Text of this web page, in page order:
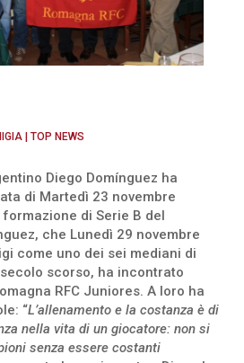
| TOP NEWS
Diego Domínguez ha
di Martedì 23 novembre
di Serie B del
che Lunedì 29 novembre
come uno dei sei mediani di
scorso, ha incontrato
RFC Juniores. A loro ha
“L’allenamento e la costanza è di
nella vita di un giocatore: non si
senza essere costanti